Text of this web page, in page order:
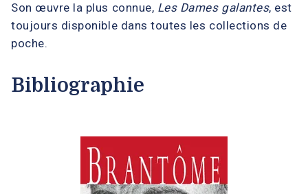
Son œuvre la plus connue, Les Dames galantes, est
toujours disponible dans toutes les collections de
poche.
Bibliographie